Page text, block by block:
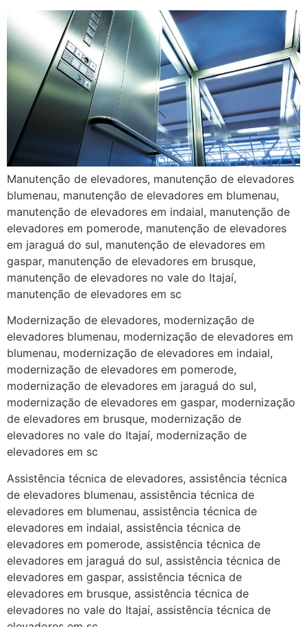
Manutenção de elevadores, manutenção de elevadores
blumenau, manutenção de elevadores em blumenau,
manutenção de elevadores em indaial, manutenção de
elevadores em pomerode, manutenção de elevadores
em jaraguá do sul, manutenção de elevadores em
gaspar, manutenção de elevadores em brusque,
manutenção de elevadores no vale do Itajaí,
manutenção de elevadores em sc
Modernização de elevadores, modernização de
elevadores blumenau, modernização de elevadores em
blumenau, modernização de elevadores em indaial,
modernização de elevadores em pomerode,
modernização de elevadores em jaraguá do sul,
modernização de elevadores em gaspar, modernização
de elevadores em brusque, modernização de
elevadores no vale do Itajaí, modernização de
elevadores em sc
Assistência técnica de elevadores, assistência técnica
de elevadores blumenau, assistência técnica de
elevadores em blumenau, assistência técnica de
elevadores em indaial, assistência técnica de
elevadores em pomerode, assistência técnica de
elevadores em jaraguá do sul, assistência técnica de
elevadores em gaspar, assistência técnica de
elevadores em brusque, assistência técnica de
elevadores no vale do Itajaí, assistência técnica de